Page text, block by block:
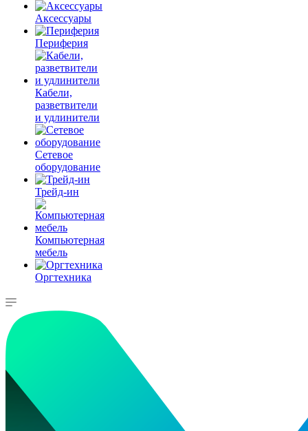
Аксессуары
Периферия
Кабели,
разветвители
и удлинители
Сетевое
оборудование
Трейд-ин
Компьютерная
мебель
Оргтехника